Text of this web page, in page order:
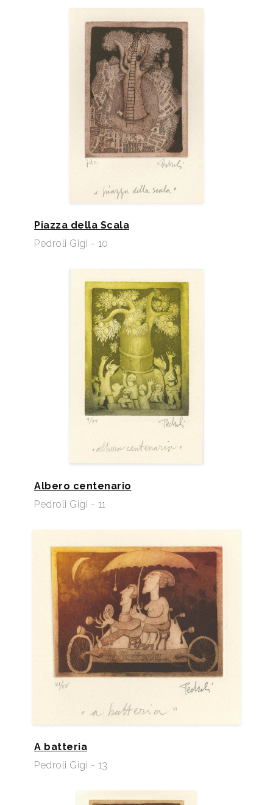
Piazza della Scala
Pedroli Gigi - 10
Albero centenario
Pedroli Gigi - 11
A batteria
Pedroli Gigi - 13